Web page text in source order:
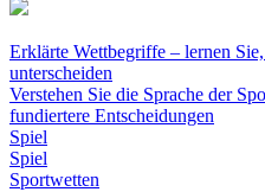
Erklärte Wettbegriffe – lernen
unterscheiden
Verstehen Sie die Sprache der
fundiertere Entscheidungen
Spiel
Spiel
Sportwetten